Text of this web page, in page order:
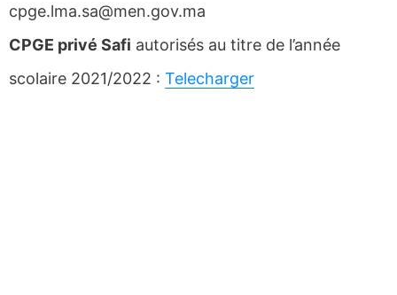
cpge.lma.sa@men.gov.ma
CPGE privé Safi autorisés au titre de l’année
scolaire 2021/2022 : Telecharger